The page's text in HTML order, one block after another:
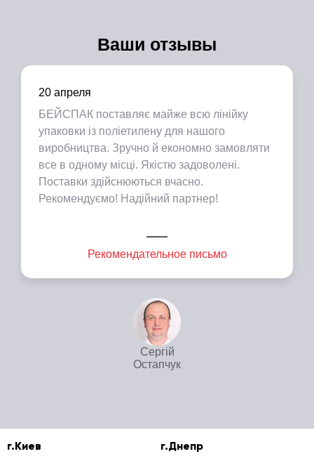
Ваши отзывы
20 апреля
БЕЙСПАК поставляє майже всю лінійку
упаковки із поліетилену для нашого
виробництва. Зручно й економно замовляти
все в одному місці. Якістю задоволені.
Поставки здійснюються вчасно.
Рекомендуємо! Надійний партнер!
Рекомендательное письмо
Сергій
Остапчук
г.Киев г.Днепр